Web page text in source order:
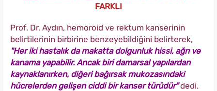
FARKLI
Prof. Dr. Aydın, hemoroid ve rektum kanserinin
belirtilerinin birbirine benzeyebildiğini belirterek,
"Her iki hastalık da makatta dolgunluk hissi, ağrı ve
kanama yapabilir. Ancak biri damarsal yapılardan
kaynaklanırken, diğeri bağırsak mukozasındaki
hücrelerden gelişen ciddi bir kanser türüdür"dedi.